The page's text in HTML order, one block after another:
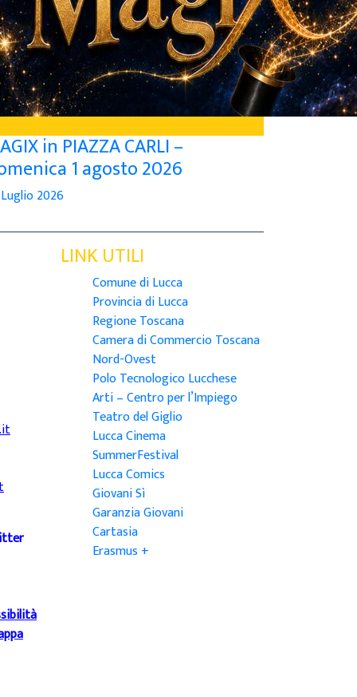
in PIAZZA CARLI –
1 agosto 2026
2026
LINK UTILI
Comune di Lucca
Provincia di Lucca
Regione Toscana
Camera di Commercio Toscana
Nord-Ovest
Polo Tecnologico Lucchese
Arti – Centro per l’Impiego
Teatro del Giglio
Lucca Cinema
SummerFestival
Lucca Comics
Giovani Sì
Garanzia Giovani
Cartasia
Erasmus +